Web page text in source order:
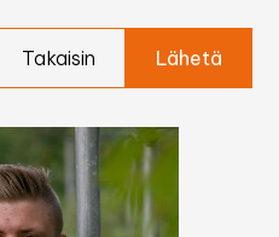
Takaisin